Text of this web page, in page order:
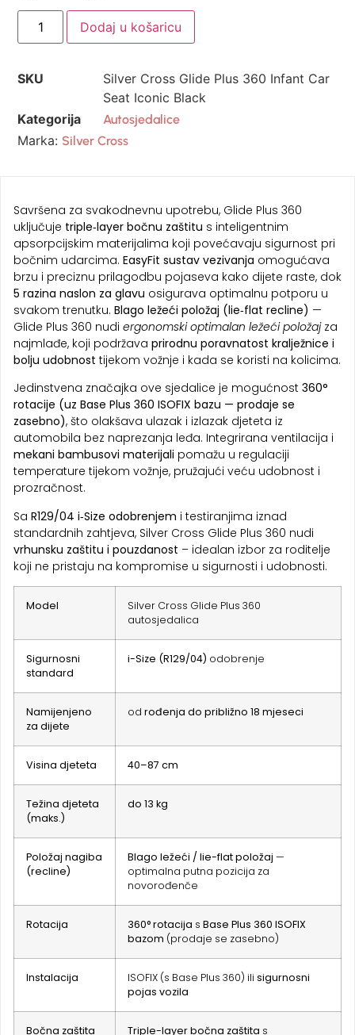
Dodaj u košaricu
SKU
Silver Cross Glide Plus 360 Infant Car
Seat Iconic Black
Kategorija
Autosjedalice
Marka: Silver Cross
Savršena za svakodnevnu upotrebu, Glide Plus 360
uključuje triple‑layer bočnu zaštitu s inteligentnim
apsorpcijskim materijalima koji povećavaju sigurnost pri
bočnim udarcima. EasyFit sustav vezivanja omogućava
brzu i preciznu prilagodbu pojaseva kako dijete raste, dok
5 razina naslon za glavu osigurava optimalnu potporu u
svakom trenutku. Blago ležeći položaj (lie‑flat recline) —
Glide Plus 360 nudi ergonomski optimalan ležeći položajza
najmlađe, koji podržava prirodnu poravnatost kralježnice i
bolju udobnost tijekom vožnje i kada se koristi na kolicima.
Jedinstvena značajka ove sjedalice je mogućnost 360°
rotacije (uz Base Plus 360 ISOFIX bazu — prodaje se
zasebno), što olakšava ulazak i izlazak djeteta iz
automobila bez naprezanja leđa. Integrirana ventilacija i
mekani bambusovi materijali pomažu u regulaciji
temperature tijekom vožnje, pružajući veću udobnost i
prozračnost.
Sa R129/04 i‑Size odobrenjem i testiranjima iznad
standardnih zahtjeva, Silver Cross Glide Plus 360 nudi
vrhunsku zaštitu i pouzdanost – idealan izbor za roditelje
koji ne pristaju na kompromise u sigurnosti i udobnosti.
Model
Silver Cross Glide Plus 360
autosjedalica
Sigurnosni
standard
i-Size (R129/04) odobrenje
Namijenjeno
za dijete
od rođenja do približno 18 mjeseci
Visina djeteta 40–87 cm
Težina djeteta
(maks.)
do 13 kg
Položaj nagiba
(recline)
Blago ležeći / lie-flat položaj —
optimalna putna pozicija za
novorođenče
Rotacija 360° rotacija s Base Plus 360 ISOFIX
bazom (prodaje se zasebno)
Instalacija ISOFIX (s Base Plus 360) ili sigurnosni
pojas vozila
Bočna zaštita Triple-layer bočna zaštita s